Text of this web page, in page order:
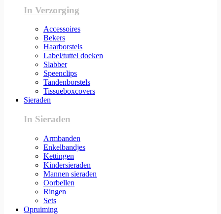
In Verzorging
Accessoires
Bekers
Haarborstels
Label/tuttel doeken
Slabber
Speenclips
Tandenborstels
Tissueboxcovers
Sieraden
In Sieraden
Armbanden
Enkelbandjes
Kettingen
Kindersieraden
Mannen sieraden
Oorbellen
Ringen
Sets
Opruiming